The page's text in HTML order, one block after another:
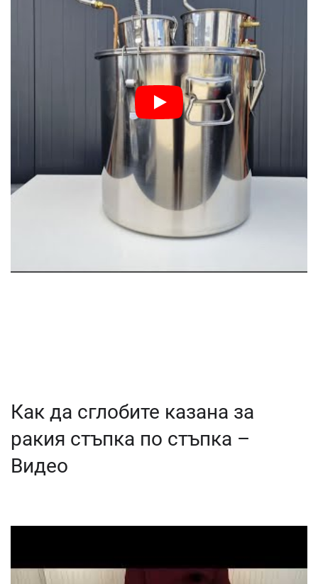
Как да сглобите казана за
ракия стъпка по стъпка –
Видео